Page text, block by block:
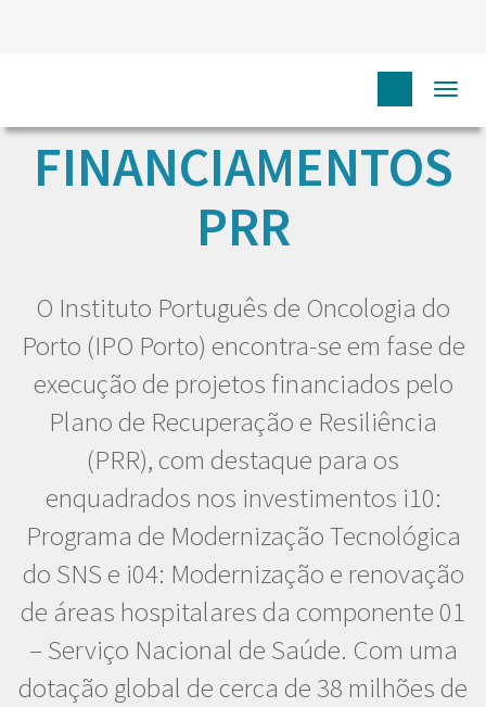
FINANCIAMENTOS
PRR
O Instituto Português de Oncologia do
Porto (IPO Porto) encontra-se em fase de
execução de projetos financiados pelo
Plano de Recuperação e Resiliência
(PRR), com destaque para os
enquadrados nos investimentos i10:
Programa de Modernização Tecnológica
do SNS e i04: Modernização e renovação
de áreas hospitalares da componente 01
– Serviço Nacional de Saúde. Com uma
dotação global de cerca de 38 milhões de